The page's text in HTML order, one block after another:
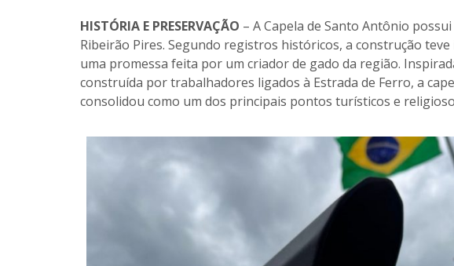
HISTÓRIA E PRESERVAÇÃO – A Capela de Santo Antônio
Ribeirão Pires. Segundo registros históricos, a construção
uma promessa feita por um criador de gado da região.
construída por trabalhadores ligados à Estrada de Ferro, a
consolidou como um dos principais pontos turísticos e